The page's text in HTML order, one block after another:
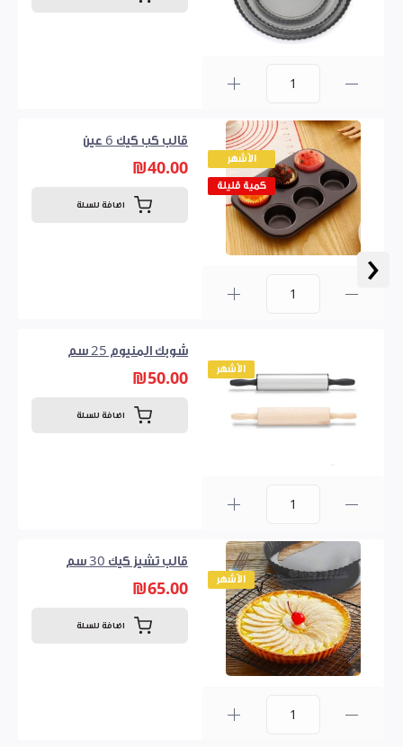
‹
الأشهر
كمية قليلة
قالب كب كيك 6 عين
₪40.00
اضافة للسلة
الأشهر
شوبك المنيوم 25 سم
₪50.00
اضافة للسلة
الأشهر
قالب تشيز كيك 30 سم
₪65.00
اضافة للسلة